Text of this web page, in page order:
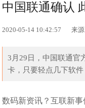
中国联通确认
2020-05-14 10:42:57 来
3月29日，中国联通官
卡，只要轻点几下软
数码新资讯？互联新